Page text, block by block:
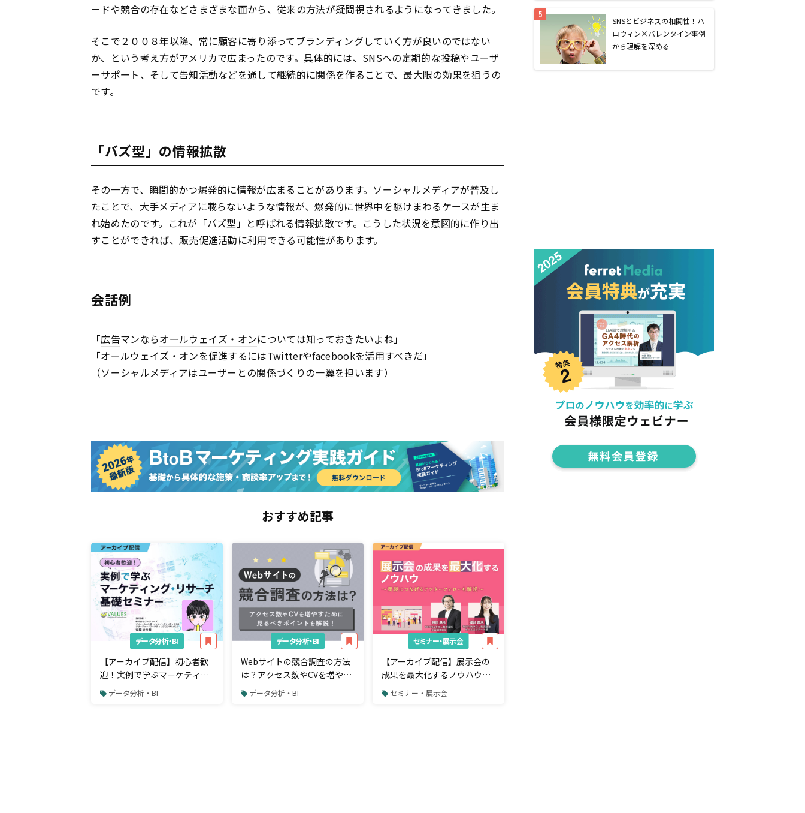
ードや競合の存在などさまざまな面から、従来の方法が疑問視されるようになってきました。
そこで２００８年以降、常に顧客に寄り添ってブランディングしていく方が良いのではない
か、という考え方がアメリカで広まったのです。具体的には、SNSへの定期的な投稿やユーザ
ーサポート、そして告知活動などを通して継続的に関係を作ることで、最大限の効果を狙うの
です。
「バズ型」の情報拡散
その一方で、瞬間的かつ爆発的に情報が広まることがあります。 ソーシャルメディアが普及し
たことで、大手メディアに載らないような情報が、爆発的に世界中を駆けまわるケースが生ま
れ始めたのです。これが「バズ型」と呼ばれる情報拡散です。こうした状況を意図的に作り出
すことができれば、販売促進活動に利用できる可能性があります。
会話例
「広告マンならオールウェイズ・オンについては知っておきたいよね」
「オールウェイズ・オンを促進するにはTwitterやfacebookを活用すべきだ」
（ソーシャルメディアはユーザーとの関係づくりの一翼を担います）
おすすめ記事
データ分析・BI
【アーカイブ配信】初心者歓
迎！実例で学ぶマーケティン
グ・リサーチ基礎セミナー
データ分析・BI
データ分析・BI
Webサイトの競合調査の方法
は？アクセス数やCVを増やす
ために見るべきポイント
データ分析・BI
セミナー・展示会
【アーカイブ配信】展示会の
成果を最大化するノウハウ～
商談につなげるアフターフォ
セミナー・展示会
SNSとビジネスの相関性！ハ
ロウィン×バレンタイン事例
から理解を深める